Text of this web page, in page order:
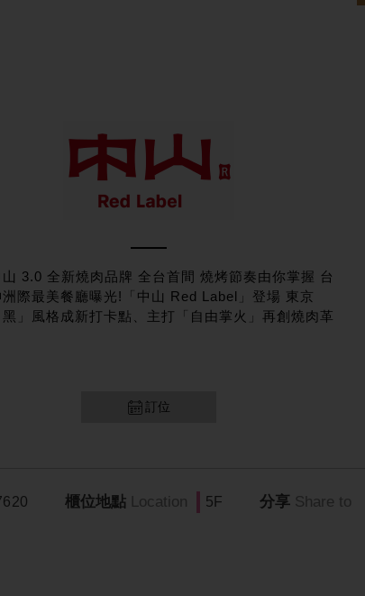
3.0 全新燒肉品牌 全台首間 燒烤節奏由你掌握 台
洲際最美餐廳曝光!「中山 Red Label」登場 東京
黑」風格成新打卡點、主打「自由掌火」再創燒肉革
訂位
櫃位地點 Location 5F 分享 Share to